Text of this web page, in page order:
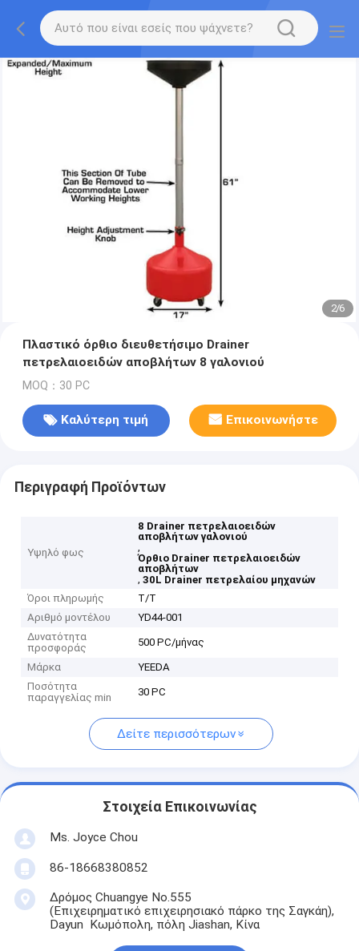
2/6
Πλαστικό όρθιο διευθετήσιμο Drainer
πετρελαιοειδών αποβλήτων 8 γαλονιού
MOQ：30 PC
Καλύτερη τιμή Επικοινωνήστε
Περιγραφή Προϊόντων
Υψηλό φως
8 Drainer πετρελαιοειδών
αποβλήτων γαλονιού
,
Όρθιο Drainer πετρελαιοειδών
αποβλήτων
,30L Drainer πετρελαίου μηχανών
Όροι πληρωμής
T/T
Αριθμό μοντέλου
YD44-001
Δυνατότητα
προσφοράς
500 PC/μήνας
Μάρκα
YEEDA
Ποσότητα
παραγγελίας min
30 PC
Δείτε περισσότερων
Στοιχεία Επικοινωνίας
Ms. Joyce Chou
86-18668380852
Δρόμος Chuangye No.555
(Επιχειρηματικό επιχειρησιακό πάρκο της Σαγκάη),
Dayun Κωμόπολη, πόλη Jiashan, Κίνα